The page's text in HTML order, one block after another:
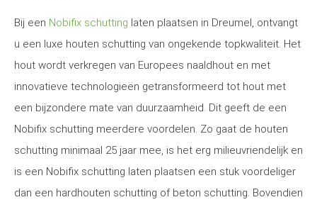
Bij een Nobifix schutting laten plaatsen in Dreumel, ontvangt
u een luxe houten schutting van ongekende topkwaliteit. Het
hout wordt verkregen van Europees naaldhout en met
innovatieve technologieën getransformeerd tot hout met
een bijzondere mate van duurzaamheid. Dit geeft de een
Nobifix schutting meerdere voordelen. Zo gaat de houten
schutting minimaal 25 jaar mee, is het erg milieuvriendelijk en
is een Nobifix schutting laten plaatsen een stuk voordeliger
dan een hardhouten schutting of beton schutting. Bovendien